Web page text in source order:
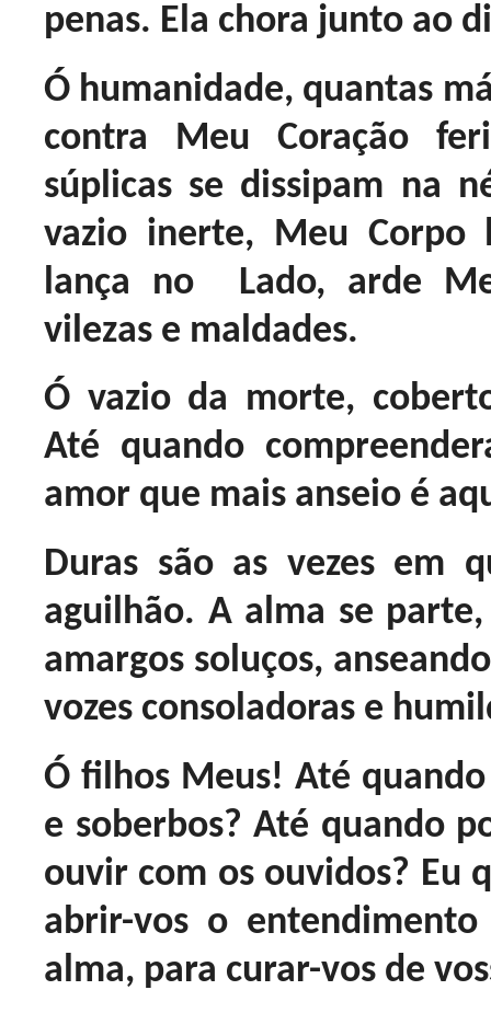
penas. Ela chora junto ao
Ó humanidade, quantas
contra Meu Coração
súplicas se dissipam na
vazio inerte, Meu Corpo
lança no Lado, arde
vilezas e maldades.
Ó vazio da morte,
Até quando
amor que mais anseio é
Duras são as vezes em
aguilhão. A alma se
amargos soluços,
vozes consoladoras e
Ó filhos Meus! Até
e soberbos? Até quando
ouvir com os ouvidos? Eu
abrir-vos o
alma, para curar-vos de